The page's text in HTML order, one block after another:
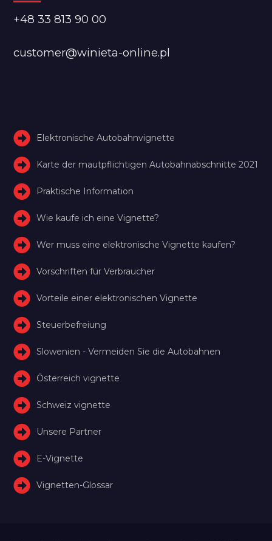
+48 33 813 90 00
customer@winieta-online.pl
Elektronische Autobahnvignette
Karte der mautpflichtigen Autobahnabschnitte 2021
Praktische Information
Wie kaufe ich eine Vignette?
Wer muss eine elektronische Vignette kaufen?
Vorschriften für Verbraucher
Vorteile einer elektronischen Vignette
Steuerbefreiung
Slowenien - Vermeiden Sie die Autobahnen
Österreich vignette
Schweiz vignette
Unsere Partner
E-Vignette
Vignetten-Glossar